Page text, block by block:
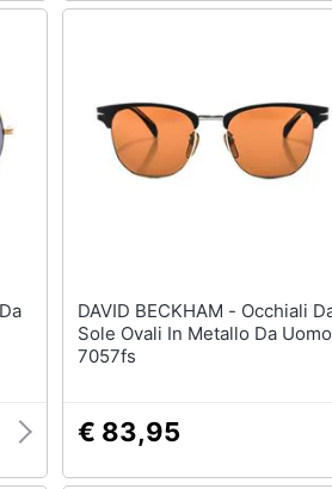
DAVID BECKHAM - Occhiali Da
Sole Ovali In Metallo Da Uomo
7057fs
€ 83,95